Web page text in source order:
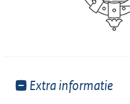
Toon
Extra informatie